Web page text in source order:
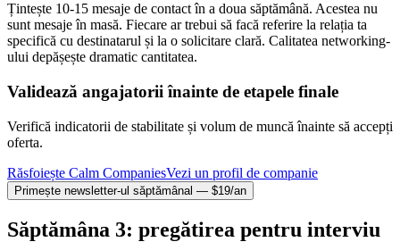
Țintește 10-15 mesaje de contact în a doua săptămână. Acestea nu
sunt mesaje în masă. Fiecare ar trebui să facă referire la relația ta
specifică cu destinatarul și la o solicitare clară. Calitatea networking-
ului depășește dramatic cantitatea.
Validează angajatorii înainte de etapele finale
Verifică indicatorii de stabilitate și volum de muncă înainte să accepți
oferta.
Răsfoiește Calm CompaniesVezi un profil de companie
Primește newsletter-ul săptămânal — $19/an
Săptămâna 3: pregătirea pentru interviu